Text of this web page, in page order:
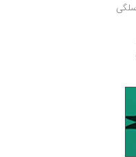
سلگی